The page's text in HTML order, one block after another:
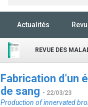
Actualités
REVUE DES
Fabrication d’un
de sang - 22/03/23
Production of innervated